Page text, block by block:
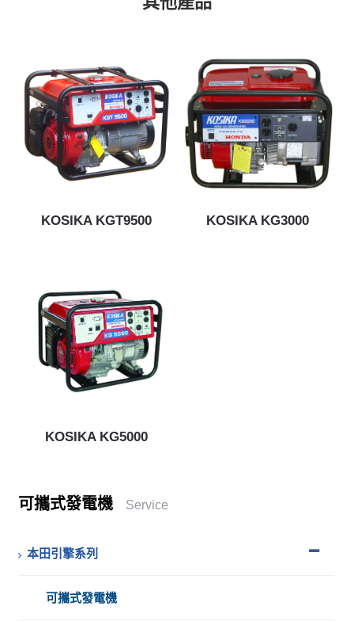
KOSIKA KGT9500 KOSIKA KG3000
KOSIKA KG5000
可攜式發電機 Service
本田引擎系列
可攜式發電機